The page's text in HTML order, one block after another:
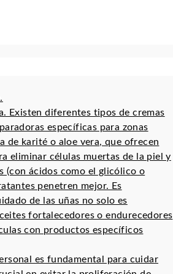
Existen diferentes tipos de cremas
específicas para zonas
de karité o aloe vera, que ofrecen
eliminar células muertas de la piel y
(con ácidos como el glicólico o
penetren mejor. Es
de las uñas no solo es
fortalecedores o endurecedores
con productos específicos
es fundamental para cuidar